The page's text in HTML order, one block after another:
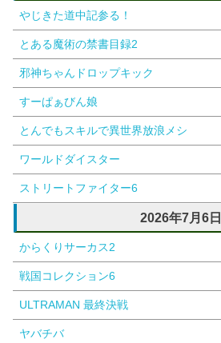
やじきた道中記参る！
とある魔術の禁書目録2
邪神ちゃんドロップキック
すーぱぁびん娘
とんでもスキルで異世界放浪メシ
ワールドダイスター
ストリートファイター6
2026年7月6日
からくりサーカス2
戦国コレクション6
ULTRAMAN 最終決戦
ヤバチバ